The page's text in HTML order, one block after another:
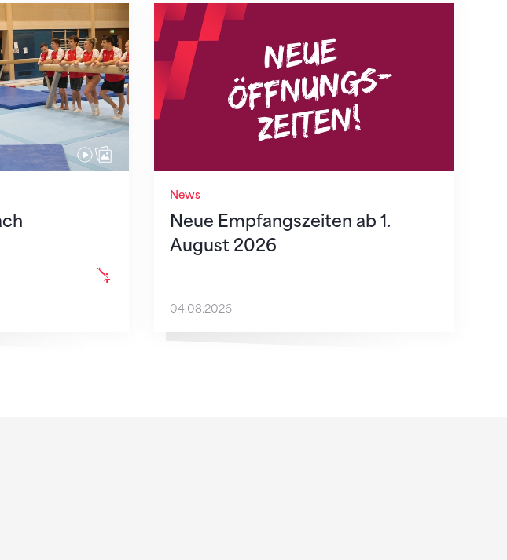
News
Neue Empfangszeiten ab 1.
August 2026
Neue Empfangszeiten ab 1. August 2026
04.08.2026